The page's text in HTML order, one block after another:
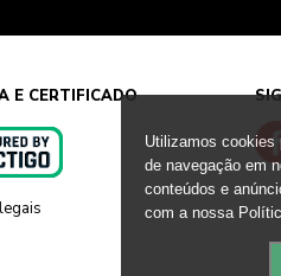
E CERTIFICADO
Utilizamos cookies
de navegação em
conteúdos e
com a nossa